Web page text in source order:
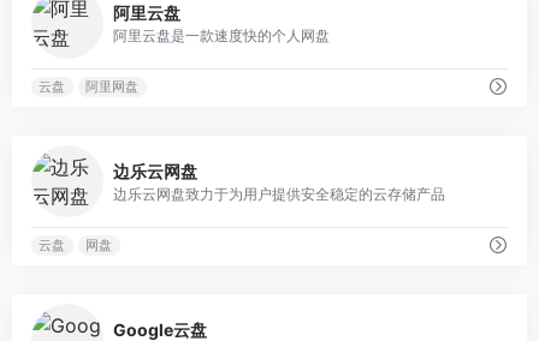
阿里云盘
阿里云盘是一款速度快的个人网盘
云盘 阿里网盘
边乐云网盘
边乐云网盘致力于为用户提供安全稳定的云存储产品
云盘 网盘
Google云盘